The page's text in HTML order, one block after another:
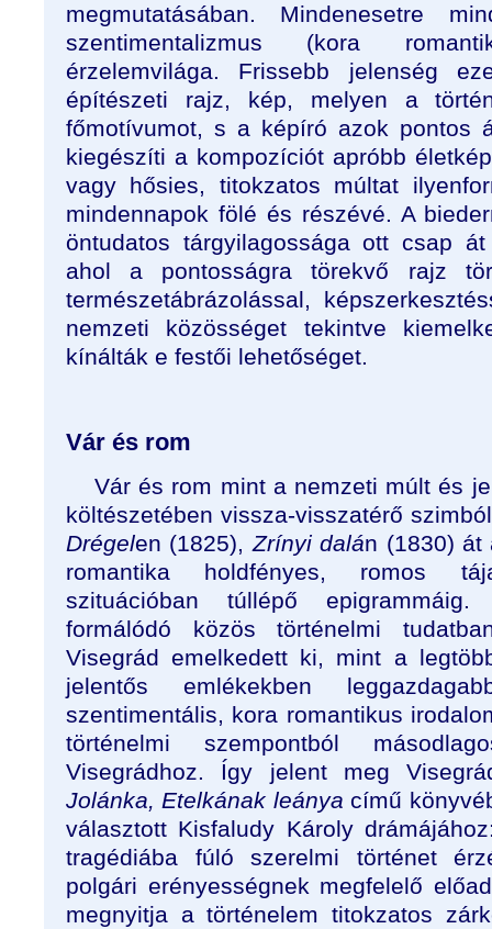
megmutatásában. Mindenesetre
szentimentalizmus (kora
érzelemvilága. Frissebb jelenség
építészeti rajz, kép, melyen a
főmotívumot, s a képíró azok pontos
kiegészíti a kompozíciót apróbb
vagy hősies, titokzatos múltat
mindennapok fölé és részévé. A
öntudatos tárgyilagossága ott csap
ahol a pontosságra törekvő rajz
természetábrázolással,
nemzeti közösséget tekintve
kínálták e festői lehetőséget.
Vár és rom
Vár és rom mint a nemzeti múlt és
költészetében vissza-visszatérő
Drégelen (1825), Zrínyi dalán (1830)
romantika holdfényes, romos
szituációban túllépő
formálódó közös történelmi
Visegrád emelkedett ki, mint a
jelentős emlékekben
szentimentális, kora romantikus
történelmi szempontból
Visegrádhoz. Így jelent meg
Jolánka, Etelkának leánya című
választott Kisfaludy Károly
tragédiába fúló szerelmi történet
polgári erényességnek megfelelő
megnyitja a történelem titokzatos